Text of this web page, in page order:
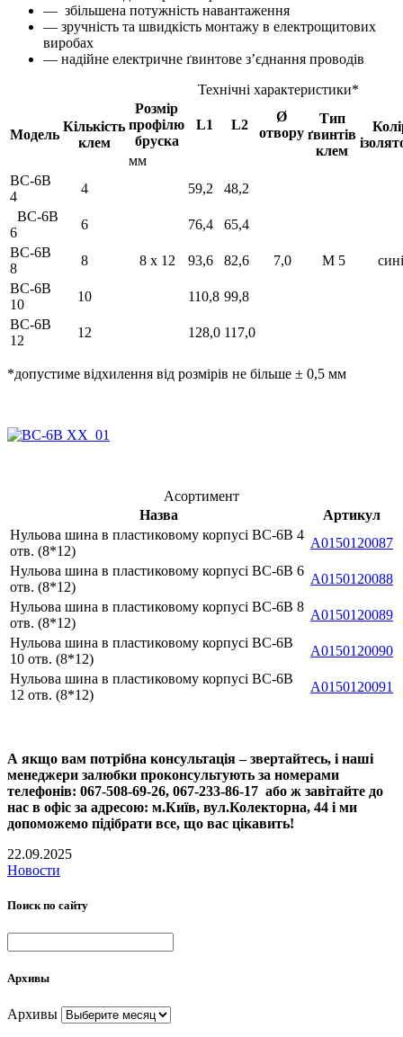
— збільшена потужність навантаження
— зручність та швидкість монтажу в електрощитових
виробах
— надійне електричне ґвинтове з’єднання проводів
Технічні характеристики*
Модель
Кількість
клем
Розмір
профілю
бруска
L1 L2
Ø
отвору
Тип
ґвинтів
клем
мм
BC-6В
4
4
8 х 12
59,2 48,2
7,0 М 5
BC-6В
6
6 76,4
65,4
BC-6В
8
8 93,6
82,6
BC-6В
10
10 110,8 99,8
BC-6В
12
12 128,0 117,0
*допустиме відхилення від розмірів не більше ± 0,5 мм
Асортимент
Назва
Артикул
Нульова шина в пластиковому корпусі BC-6В 4
отв. (8*12)
A0150120087
Нульова шина в пластиковому корпусі BC-6В 6
отв. (8*12)
A0150120088
Нульова шина в пластиковому корпусі BC-6В 8
отв. (8*12)
A0150120089
Нульова шина в пластиковому корпусі BC-6В
10 отв. (8*12)
A0150120090
Нульова шина в пластиковому корпусі BC-6В
12 отв. (8*12)
A0150120091
А якщо вам потрібна консультація – звертайтесь, і наші
менеджери залюбки проконсультують за номерами
телефонів: 067-508-69-26, 067-233-86-17 або ж завітайте до
нас в офіс за адресою: м.Київ, вул.Колекторна, 44 і ми
допоможемо підібрати все, що вас цікавить!
22.09.2025
Новости
Поиск по сайту
Архивы
Архивы